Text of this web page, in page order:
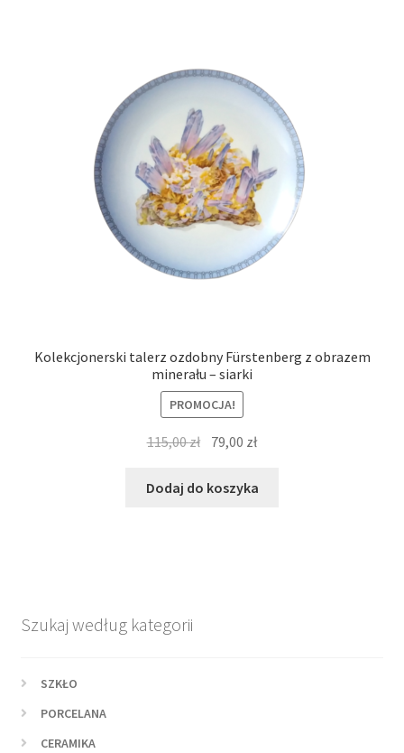
Kolekcjonerski talerz ozdobny Fürstenberg z obrazem
minerału – siarki
PROMOCJA!
115,00zł Pierwotna
wynosiła:
79,00 złAktualna
wynosi:
Dodaj do koszyka
Szukaj według kategorii
SZKŁO
PORCELANA
CERAMIKA